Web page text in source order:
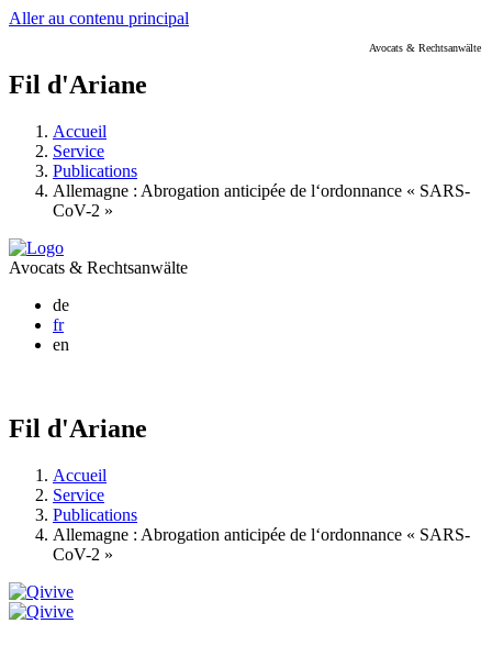
Aller au contenu principal
Avocats & Rechtsanwälte
Fil d'Ariane
Accueil
Service
Publications
Allemagne : Abrogation anticipée de l‘ordonnance « SARS-
CoV-2 »
Avocats & Rechtsanwälte
de
fr
en
Fil d'Ariane
Accueil
Service
Publications
Allemagne : Abrogation anticipée de l‘ordonnance « SARS-
CoV-2 »